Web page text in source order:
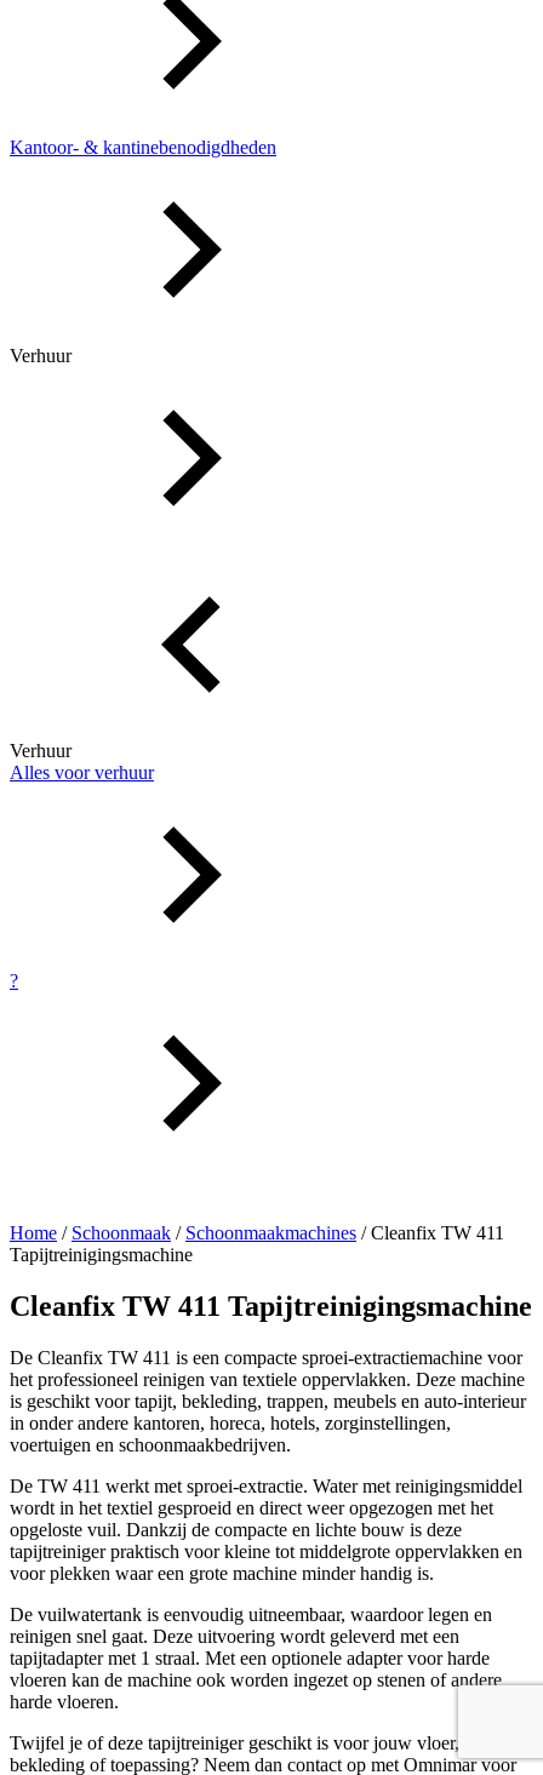
Kantoor- & kantinebenodigdheden
Verhuur
Verhuur
Alles voor verhuur
?
Home / Schoonmaak / Schoonmaakmachines / Cleanfix TW 411
Tapijtreinigingsmachine
Cleanfix TW 411 Tapijtreinigingsmachine
De Cleanfix TW 411 is een compacte sproei-extractiemachine voor
het professioneel reinigen van textiele oppervlakken. Deze machine
is geschikt voor tapijt, bekleding, trappen, meubels en auto-interieur
in onder andere kantoren, horeca, hotels, zorginstellingen,
voertuigen en schoonmaakbedrijven.
De TW 411 werkt met sproei-extractie. Water met reinigingsmiddel
wordt in het textiel gesproeid en direct weer opgezogen met het
opgeloste vuil. Dankzij de compacte en lichte bouw is deze
tapijtreiniger praktisch voor kleine tot middelgrote oppervlakken en
voor plekken waar een grote machine minder handig is.
De vuilwatertank is eenvoudig uitneembaar, waardoor legen en
reinigen snel gaat. Deze uitvoering wordt geleverd met een
tapijtadapter met 1 straal. Met een optionele adapter voor harde
vloeren kan de machine ook worden ingezet op stenen of andere
harde vloeren.
Twijfel je of deze tapijtreiniger geschikt is voor jouw vloer,
bekleding of toepassing? Neem dan contact op met Omnimar voor